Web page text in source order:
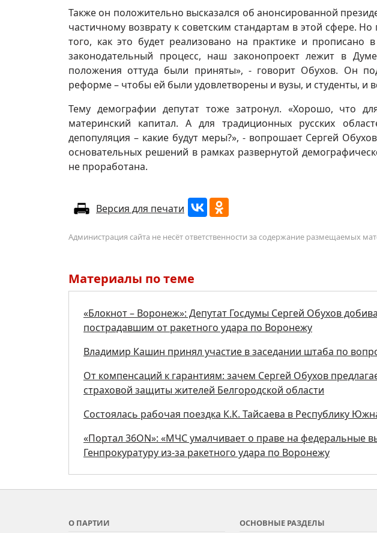
Также он положительно высказался об анонсированной
частичному возврату к советским стандартам в этой сфере.
того, как это будет реализовано на практике и прописано
законодательный процесс, наш законопроект лежит в
положения оттуда были приняты», - говорит Обухов. Он
реформе – чтобы ей были удовлетворены и вузы, и студенты, и
Тему демографии депутат тоже затронул. «Хорошо, что
материнский капитал. А для традиционных русских
депопуляция – какие будут меры?», - вопрошает Сергей
основательных решений в рамках развернутой
не проработана.
Версия для печати
Администрация сайта не несёт ответственности за содержание размещаемых
Материалы по теме
«Блокнот – Воронеж»: Депутат Госдумы Сергей Обухов
пострадавшим от ракетного удара по Воронежу
Владимир Кашин принял участие в заседании штаба по
От компенсаций к гарантиям: зачем Сергей Обухов
страховой защиты жителей Белгородской области
Состоялась рабочая поездка К.К. Тайсаева в Республику
«Портал 36ON»: «МЧС умалчивает о праве на федеральные
Генпрокуратуру из-за ракетного удара по Воронежу
О ПАРТИИ ОСНОВНЫЕ РАЗДЕЛЫ